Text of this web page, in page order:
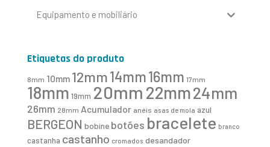
Equipamento e mobiliário
Etiquetas do produto
8mm 10mm 12mm14mm16mm 17mm
18mm 19mm 20mm 22mm24mm
26mm 28mm Acumulador anéis asas de mola azul
BERGEON bobine botões bracelete branco
castanha castanho cromados desandador